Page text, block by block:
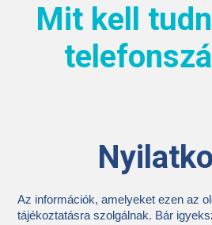
Mit kell
Az információk, amelyeket ezen az
tájékoztatásra szolgálnak. Bár